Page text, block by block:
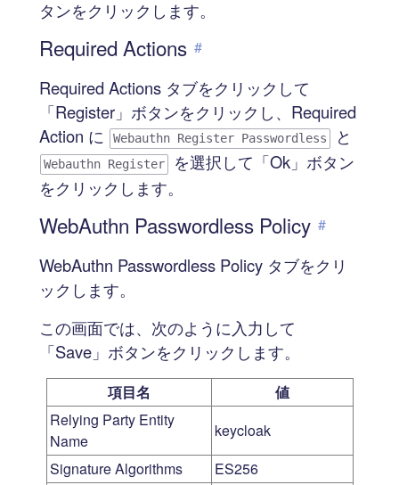
タンをクリックします。
Required Actions #
Required Actions タブをクリックして
「Register」ボタンをクリックし、Required
Action に
Webauthn Register Passwordless と
Webauthn Register
を選択して「Ok」ボタン
をクリックします。
WebAuthn Passwordless Policy #
WebAuthn Passwordless Policy タブをクリ
ックします。
この画面では、次のように入力して
「Save」ボタンをクリックします。
項目名
値
Relying Party Entity
Name
keycloak
Signature Algorithms
ES256